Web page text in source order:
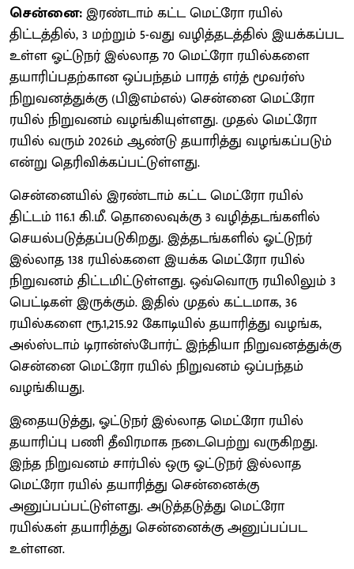
சென்னை:இரண்டாம் கட்ட மெட்ரோ ரயில்
திட்டத்தில், 3 மற்றும் 5-வது வழித்தடத்தில் இயக்கப்பட
உள்ள ஓட்டுநர் இல்லாத 70 மெட்ரோ ரயில்களை
தயாரிப்பதற்கான ஒப்பந்தம் பாரத் எர்த் மூவர்ஸ்
நிறுவனத்துக்கு (பிஇஎம்எல்) சென்னை மெட்ரோ
ரயில் நிறுவனம் வழங்கியுள்ளது. முதல் மெட்ரோ
ரயில் வரும் 2026ம் ஆண்டு தயாரித்து வழங்கப்படும்
என்று தெரிவிக்கப்பட்டுள்ளது.
சென்னையில் இரண்டாம் கட்ட மெட்ரோ ரயில்
திட்டம் 116.1 கி.மீ. தொலைவுக்கு 3 வழித்தடங்களில்
செயல்படுத்தப்படுகிறது. இத்தடங்களில் ஓட்டுநர்
இல்லாத 138 ரயில்களை இயக்க மெட்ரோ ரயில்
நிறுவனம் திட்டமிட்டுள்ளது. ஒவ்வொரு ரயிலிலும் 3
பெட்டிகள் இருக்கும். இதில் முதல் கட்டமாக, 36
ரயில்களை ரூ.1,215.92 கோடியில் தயாரித்து வழங்க,
அல்ஸ்டாம் டிரான்ஸ்போர்ட் இந்தியா நிறுவனத்துக்கு
சென்னை மெட்ரோ ரயில் நிறுவனம் ஒப்பந்தம்
வழங்கியது.
இதையடுத்து, ஓட்டுநர் இல்லாத மெட்ரோ ரயில்
தயாரிப்பு பணி தீவிரமாக நடைபெற்று வருகிறது.
இந்த நிறுவனம் சார்பில் ஒரு ஓட்டுநர் இல்லாத
மெட்ரோ ரயில் தயாரித்து சென்னைக்கு
அனுப்பப்பட்டுள்ளது. அடுத்தடுத்து மெட்ரோ
ரயில்கள் தயாரித்து சென்னைக்கு அனுப்பப்பட
உள்ளன.